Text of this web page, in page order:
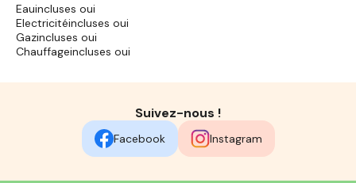
Eauincluses oui
Electricitéincluses oui
Gazincluses oui
Chauffageincluses oui
Suivez-nous !
Facebook Instagram